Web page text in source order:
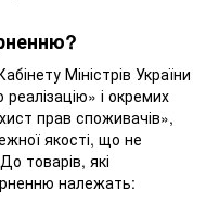
Міністрів України
і окремих
прав споживачів»,
якості, що не
товарів, які
належать: